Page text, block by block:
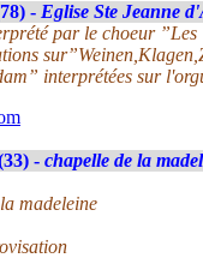
- Eglise Ste Jeanne
par le choeur
interprétées sur
- chapelle de la
madeleine